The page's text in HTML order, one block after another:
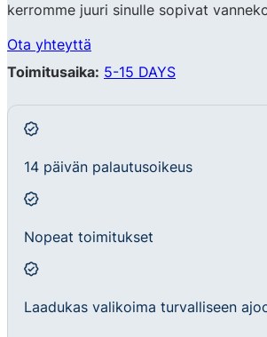
kerromme juuri sinulle sopivat
Ota yhteyttä
Toimitusaika: 5-15 DAYS
14 päivän palautusoikeus
Nopeat toimitukset
Laadukas valikoima turvalliseen